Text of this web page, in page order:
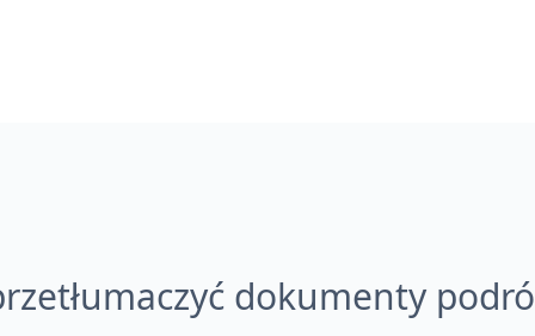
dokumenty